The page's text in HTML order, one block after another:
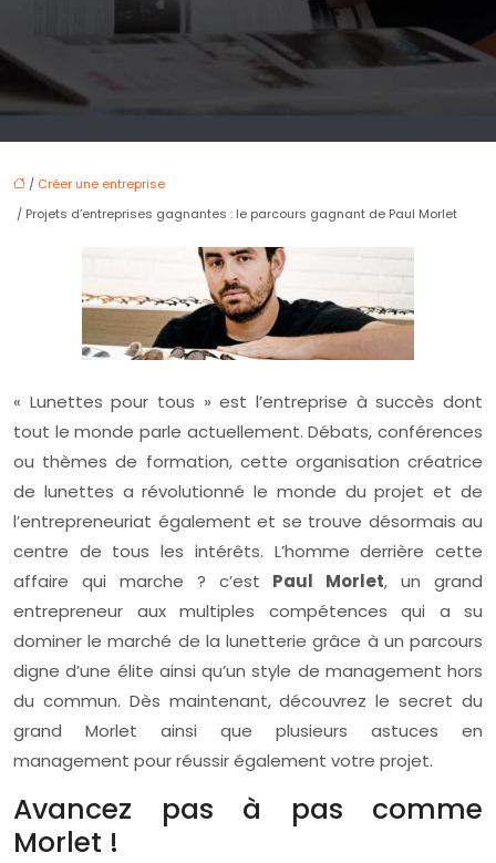
/ Créer une entreprise
/ Projets d’entreprises gagnantes : le parcours gagnant de Paul Morlet
« Lunettes pour tous » est l’entreprise à succès dont
tout le monde parle actuellement. Débats, conférences
ou thèmes de formation, cette organisation créatrice
de lunettes a révolutionné le monde du projet et de
l’entrepreneuriat également et se trouve désormais au
centre de tous les intérêts. L’homme derrière cette
affaire qui marche ? c’est Paul Morlet, un grand
entrepreneur aux multiples compétences qui a su
dominer le marché de la lunetterie grâce à un parcours
digne d’une élite ainsi qu’un style de management hors
du commun. Dès maintenant, découvrez le secret du
grand Morlet ainsi que plusieurs astuces en
management pour réussir également votre projet.
Avancez pas à pas comme
Morlet !